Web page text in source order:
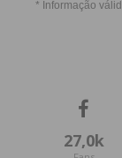
27,0k